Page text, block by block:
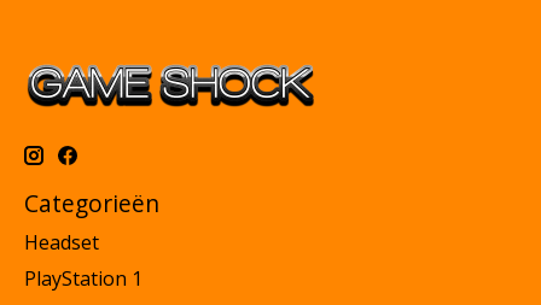
Categorieën
Headset
PlayStation 1